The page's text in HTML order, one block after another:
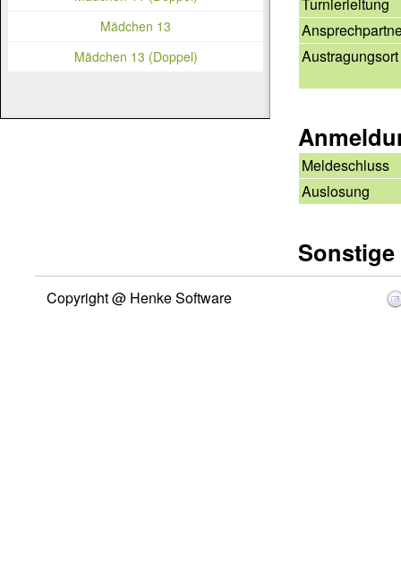
Austragungsort
Meldeschluss
Auslosung
Mädchen 13
Mädchen 13 (Doppel)
Copyright @ Henke Software